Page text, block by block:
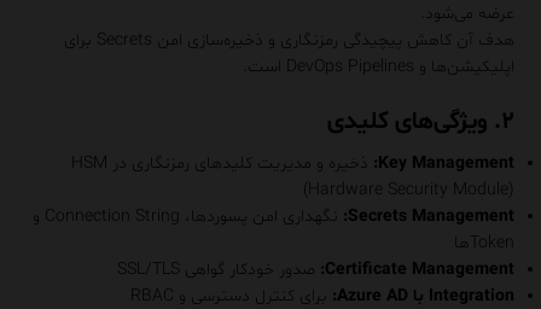
عرضه می‌شود.
هدف آن کاهش پیچیدگی رمزنگاری و ذخیره‌سازی امن Secrets برای
اپلیکیشن‌ها و DevOps Pipelines است.
۲. ویژگی‌های کلیدی
Key Management:
ذخیره و مدیریت کلیدهای رمزنگاری در HSM
(Hardware Security Module)
Secrets Management:
نگهداری امن پسوردها، Connection String و
Tokenها
Certificate Management: صدور خودکار گواهی SSL/TLS
Integration با Azure AD:
برای کنترل دسترسی و RBAC